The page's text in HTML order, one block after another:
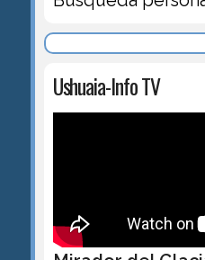
Ushuaia-Info TV